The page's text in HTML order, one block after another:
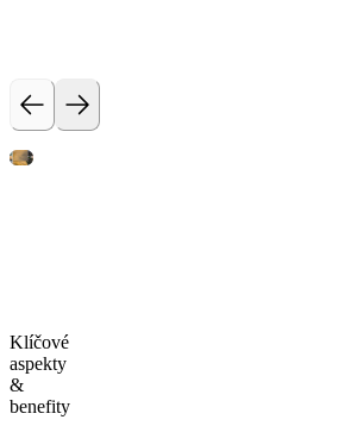
Klíčové
aspekty
&
benefity